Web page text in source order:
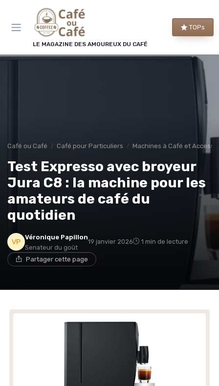
LE MAGAZINE DES AMOUREUX DU CAFÉ
TOPs
Café ou Café Café pour Particuliers Machines à Café et
Test Expresso avec broyeur
Jura C8 : la machine pour les
amateurs de café du
quotidien
Véronique Papillon
Senateur du goût
19 janvier 2026 1 min de lecture
Partager cette page
→ Je rejoins le club
Panneau de gestion des cookies